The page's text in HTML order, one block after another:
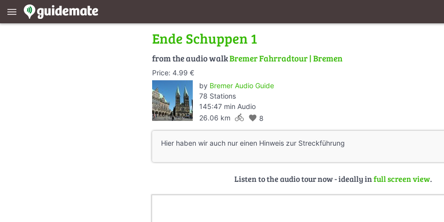
menu
Ende Schuppen 1
from the audio walkBremer Fahrradtour | Bremen
Price: 4.99 €
by Bremer Audio Guide
78 Stations
145:47 min Audio
26.06 km directions_bike favorite 8
Hier haben wir auch nur einen Hinweis zur Streckführung
Listen to the audio tour now - ideally infull screen view.